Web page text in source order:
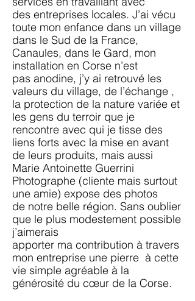
des entreprises locales. J’ai vécu
toute mon enfance dans un village
dans le Sud de la France,
Canaules, dans le Gard, mon
installation en Corse n’est
pas anodine, j’y ai retrouvé les
valeurs du village, de l’échange ,
la protection de la nature variée et
les gens du terroir que je
rencontre avec qui je tisse des
liens forts avec la mise en avant
de leurs produits, mais aussi
Marie Antoinette Guerrini
Photographe (cliente mais surtout
une amie) expose des photos
de notre belle région. Sans oublier
que le plus modestement possible
j’aimerais
apporter ma contribution à travers
mon entreprise une pierre à cette
vie simple agréable à la
générosité du cœur de la Corse.